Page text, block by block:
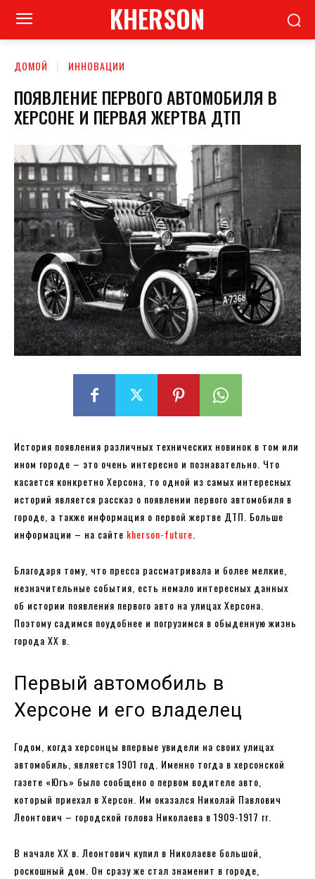
KHERSON
ДОМОЙ ИННОВАЦИИ
ПОЯВЛЕНИЕ ПЕРВОГО АВТОМОБИЛЯ В
ХЕРСОНЕ И ПЕРВАЯ ЖЕРТВА ДТП
История появления различных технических новинок в том или
ином городе – это очень интересно и познавательно. Что
касается конкретно Херсона, то одной из самых интересных
историй является рассказ о появлении первого автомобиля в
городе, а также информация о первой жертве ДТП. Больше
информации – на сайте kherson-future
Благодаря тому, что пресса рассматривала и более мелкие,
незначительные события, есть немало интересных данных
об истории появления первого авто на улицах Херсона.
Поэтому садимся поудобнее и погрузимся в обыденную жизнь
города ХХ в.
Первый автомобиль в
Херсоне и его владелец
Годом, когда херсонцы впервые увидели на своих улицах
автомобиль, является 1901 год. Именно тогда в херсонской
газете «Югъ» было сообщено о первом водителе авто,
который приехал в Херсон. Им оказался Николай Павлович
Леонтович – городской голова Николаева в 1909-1917 гг.
В начале ХХ в. Леонтович купил в Николаеве большой,
роскошный дом. Он сразу же стал знаменит в городе,